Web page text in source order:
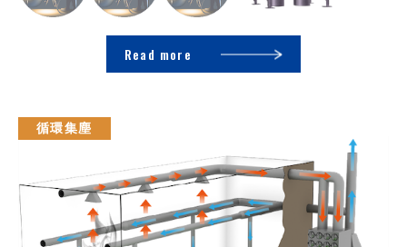
Read more
循環集塵